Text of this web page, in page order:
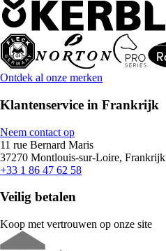
Ontdek al onze merken
Klantenservice in Frankrijk
Neem contact op
11 rue Bernard Maris
37270 Montlouis-sur-Loire, Frankrijk
+33 1 86 47 62 58
Veilig betalen
Koop met vertrouwen op onze site